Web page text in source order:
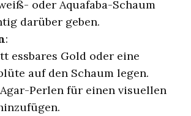
oder Aquafaba-Schaum
darüber geben.
:
essbares Gold oder eine
auf den Schaum legen.
Perlen für einen visuellen